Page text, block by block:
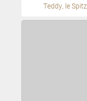
Teddy, le Spitz